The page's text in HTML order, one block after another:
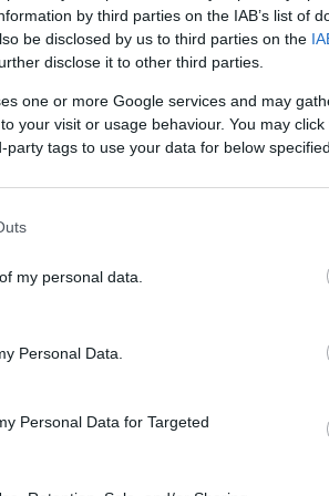
by third parties on the IAB’s list of
be disclosed by us to third parties on the
disclose it to other third parties.
one or more Google services and may
your visit or usage behaviour. You may
tags to use your data for below
my personal data.
Personal Data.
Personal Data for Targeted
αλλά με επιμέρους διμερείς
που καθόριζε την κοινή
για να συνεχιστεί το
ήταν η εκδίωξη των Οθωμανών
στην περιοχή της Μακεδονίας.
τους Έλληνες στη Θεσσαλονίκη
αρχικά είχε συμφωνηθεί με τους
ενώ ο στρατός της ήταν
όλες τις ειδήσεις.
στο flight.com.gr εκφράζουν τους
θα λαμβάνονται νομικά μέτρα. Ο
των σχολίων, τα οποία εκφράζουν